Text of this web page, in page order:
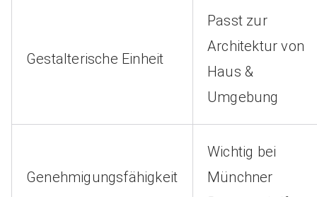
Gestalterische Einheit
Passt zur
Architektur von
Haus &
Umgebung
Genehmigungsfähigkeit
Wichtig bei
Münchner